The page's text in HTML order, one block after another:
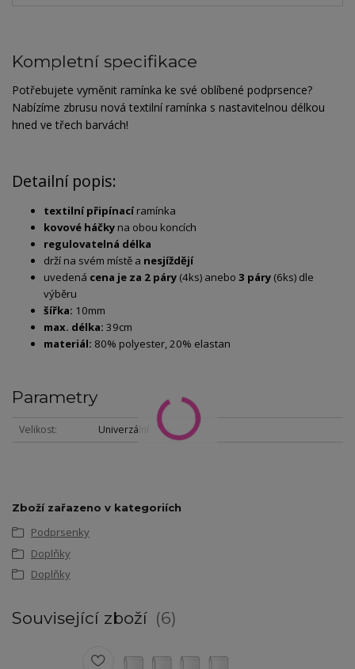
Kompletní specifikace
Potřebujete vyměnit ramínka ke své oblíbené podprsence?
Nabízíme zbrusu nová textilní ramínka s nastavitelnou délkou
hned ve třech barvách!
Detailní popis:
textilní připínacíramínka
kovové háčky na obou koncích
regulovatelná délka
drží na svém místě a nesjíždějí
uvedená cena je za 2 páry (4ks) anebo 3 páry (6ks) dle
výběru
šířka: 10mm
max. délka: 39cm
materiál: 80% polyester, 20% elastan
Parametry
Velikost Univerzální
Zboží zařazeno v kategoriích
Podprsenky
Doplňky
Doplňky
Související zboží 6